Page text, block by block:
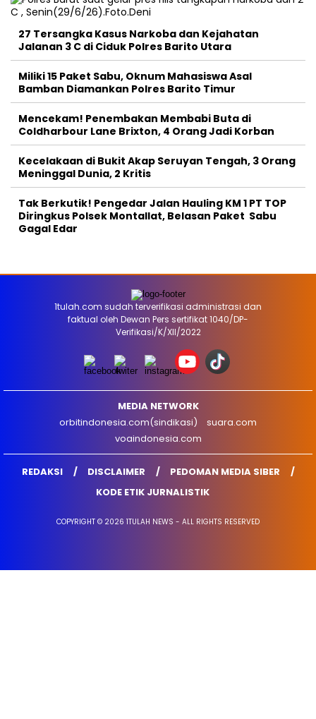
27 Tersangka Kasus Narkoba dan Kejahatan
Jalanan 3 C di Ciduk Polres Barito Utara
Miliki 15 Paket Sabu, Oknum Mahasiswa Asal
Bamban Diamankan Polres Barito Timur
Mencekam! Penembakan Membabi Buta di
Coldharbour Lane Brixton, 4 Orang Jadi Korban
Kecelakaan di Bukit Akap Seruyan Tengah, 3 Orang
Meninggal Dunia, 2 Kritis
Tak Berkutik! Pengedar Jalan Hauling KM 1 PT TOP
Diringkus Polsek Montallat, Belasan Paket Sabu
Gagal Edar
1tulah.com sudah terverifikasi administrasi dan
faktual oleh Dewan Pers sertifikat 1040/DP-
Verifikasi/K/XII/2022
MEDIA NETWORK
orbitindonesia.com(sindikasi)
suara.com
voaindonesia.com
REDAKSI DISCLAIMER
PEDOMAN MEDIA SIBER
KODE ETIK JURNALISTIK
COPYRIGHT © 2026 1TULAH NEWS - ALL RIGHTS RESERVED